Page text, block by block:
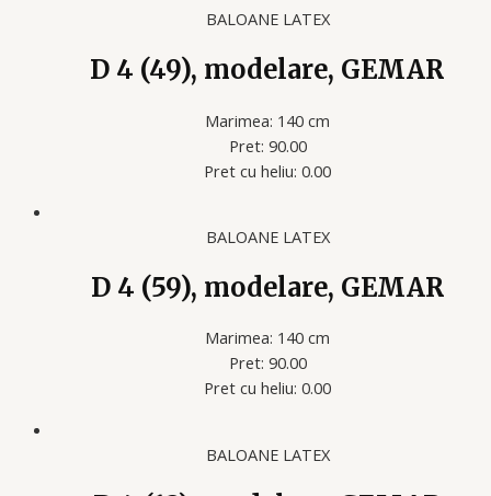
BALOANE LATEX
D 4 (49), modelare, GEMAR
Marimea: 140 cm
Pret: 90.00
Pret cu heliu: 0.00
BALOANE LATEX
D 4 (59), modelare, GEMAR
Marimea: 140 cm
Pret: 90.00
Pret cu heliu: 0.00
BALOANE LATEX